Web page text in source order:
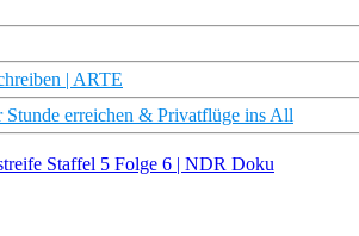
| ARTE
Stunde erreichen & Privatflüge ins All
Staffel 5 Folge 6 | NDR Doku